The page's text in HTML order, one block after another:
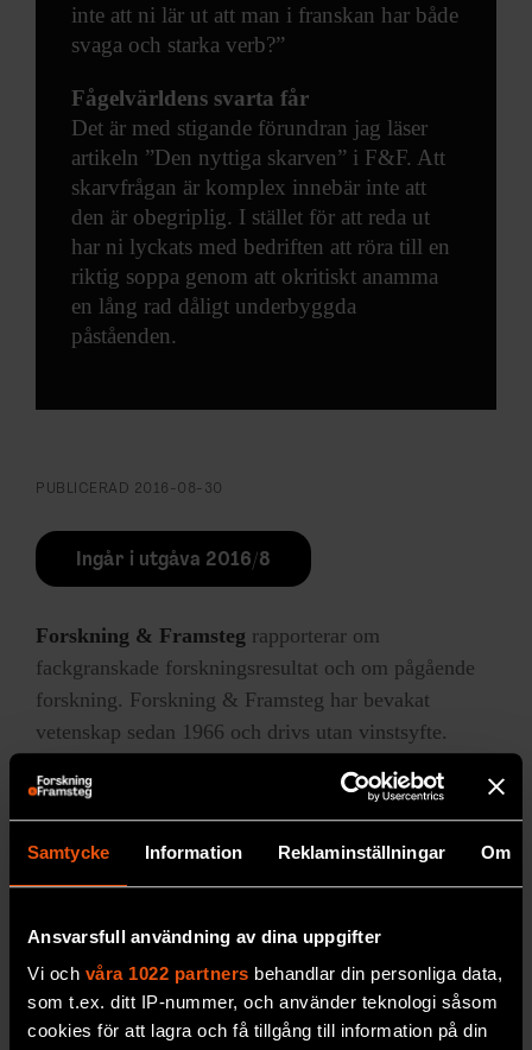
Samtycke Information Reklaminställningar Om
Ansvarsfull användning av dina uppgifter
Vi och våra 1022 partners behandlar din personliga data,
som t.ex. ditt IP-nummer, och använder teknologi såsom
cookies för att lagra och få tillgång till information på din
inte att ni lär ut att man i franskan har både
svaga och starka verb?”
Fågelvärldens svarta får
Det är med stigande förundran jag läser
artikeln ”Den nyttiga skarven” i F&F. Att
skarvfrågan är komplex innebär inte att
den är obegriplig. I stället för att reda ut
har ni lyckats med bedriften att röra till en
riktig soppa genom att okritiskt anamma
en lång rad dåligt underbyggda
påståenden.
PUBLICERAD 2016-08-30
Ingår i utgåva 2016/8
Forskning & Framsteg rapporterar om
fackgranskade forskningsresultat och om pågående
forskning. Forskning & Framsteg har bevakat
vetenskap sedan 1966 och drivs utan vinstsyfte.
LÄS MER